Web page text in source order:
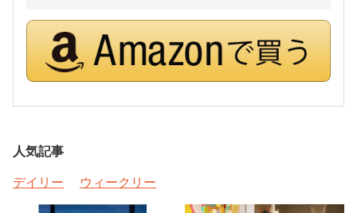
人気記事
デイリー
ウィークリー